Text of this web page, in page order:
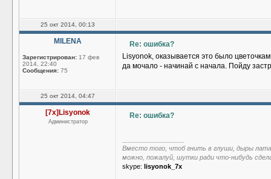
25 окт 2014, 00:13
MILENA
Зарегистрирован: 17 фев
2014, 22:40
Сообщения: 75
Re: ошибка?
Lisyonok, оказывается это было
да мочало - начинай с начала. Пойду
25 окт 2014, 04:47
[7x]Lisyonok
Администратор
Re: ошибка?
Вместо того, чтоб гнить в глуши, дыры
можно, пожалуй, шутки ради что-нибудь
skype: lisyonok_7x